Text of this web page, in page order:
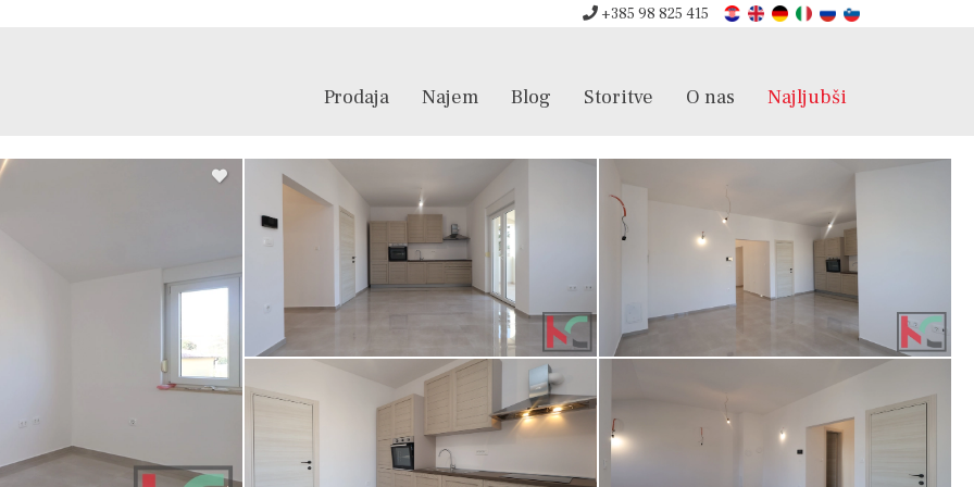
+385 98 825 415
Prodaja Najem Blog Storitve O nas Najljubši